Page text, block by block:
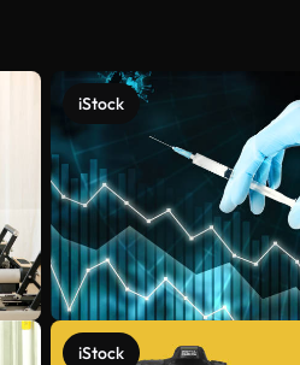
iStock
iStock